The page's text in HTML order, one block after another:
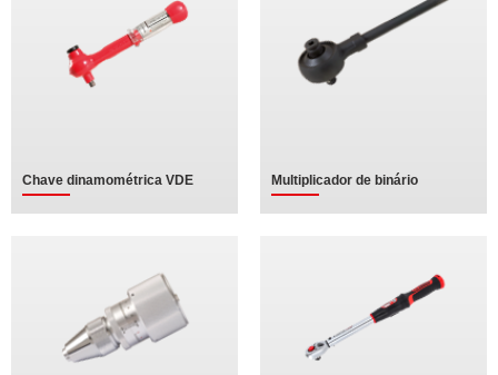
Chave dinamométrica VDE Multiplicador de binário